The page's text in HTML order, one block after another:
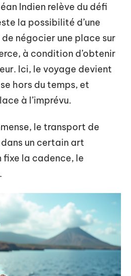
Indien relève du défi
la possibilité d’une
négocier une place sur
à condition d’obtenir
Ici, le voyage devient
hors du temps, et
à l’imprévu.
le transport de
un certain art
fixe la cadence, le